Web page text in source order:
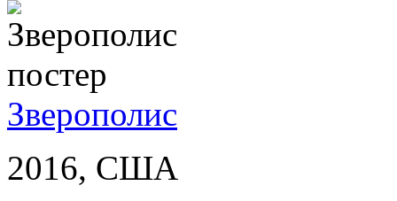
Зверополис
2016, США